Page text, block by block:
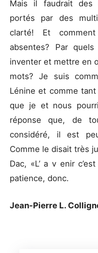
Mais il faudrait des
portés par des
clarté! Et
absentes? Par
inventer et mettre en
mots? Je suis
Lénine et comme tant
que je et nous
réponse que, de
considéré, il est
Comme le disait très
Dac, «L’ a v enir
patience, donc.
Jean-Pierre L.